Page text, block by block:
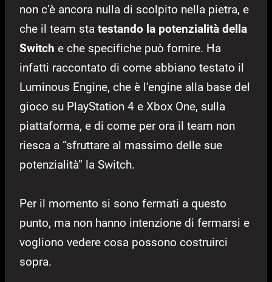
non c’è ancora nulla di scolpito nella pietra, e
che il team sta testando la potenzialità della
Switch e che specifiche può fornire. Ha
infatti raccontato di come abbiano testato il
Luminous Engine, che è l’engine alla base del
gioco su PlayStation 4 e Xbox One, sulla
piattaforma, e di come per ora il team non
riesca a “sfruttare al massimo delle sue
potenzialità” la Switch.
Per il momento si sono fermati a questo
punto, ma non hanno intenzione di fermarsi e
vogliono vedere cosa possono costruirci
sopra.